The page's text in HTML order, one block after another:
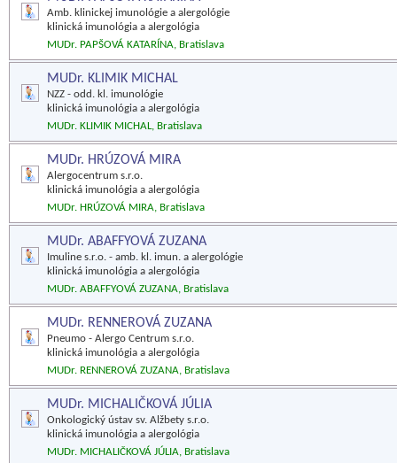
Amb. klinickej imunológie a alergológie
klinická imunológia a alergológia
MUDr. PAPŠOVÁ KATARÍNA, Bratislava
MUDr. KLIMIK MICHAL
NZZ - odd. kl. imunológie
klinická imunológia a alergológia
MUDr. KLIMIK MICHAL, Bratislava
MUDr. HRÚZOVÁ MIRA
Alergocentrum s.r.o.
klinická imunológia a alergológia
MUDr. HRÚZOVÁ MIRA, Bratislava
MUDr. ABAFFYOVÁ ZUZANA
Imuline s.r.o. - amb. kl. imun. a alergológie
klinická imunológia a alergológia
MUDr. ABAFFYOVÁ ZUZANA, Bratislava
MUDr. RENNEROVÁ ZUZANA
Pneumo - Alergo Centrum s.r.o.
klinická imunológia a alergológia
MUDr. RENNEROVÁ ZUZANA, Bratislava
MUDr. MICHALIČKOVÁ JÚLIA
Onkologický ústav sv. Alžbety s.r.o.
klinická imunológia a alergológia
MUDr. MICHALIČKOVÁ JÚLIA, Bratislava